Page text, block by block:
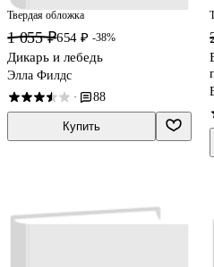
Твердая обложка
1 055 ₽654 ₽ -38%
Дикарь и лебедь
Элла Филдс
· 88
Купить